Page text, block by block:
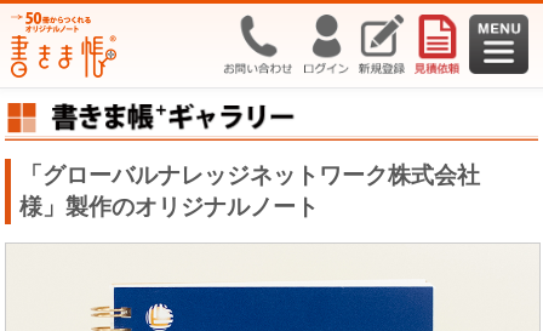
「グローバルナレッジネットワーク株式会社
様」製作のオリジナルノート